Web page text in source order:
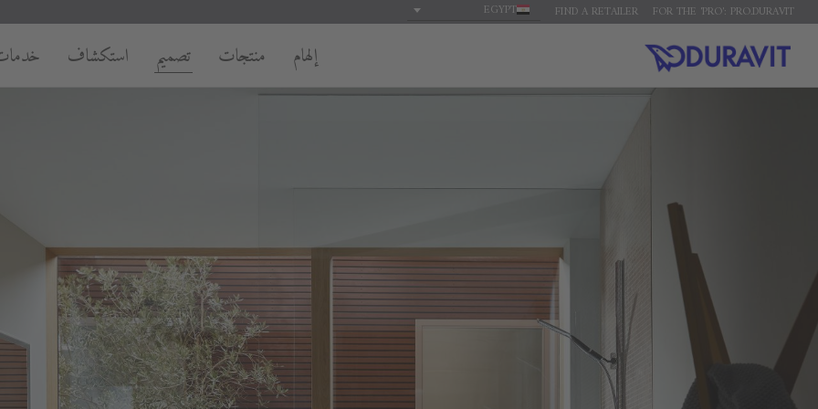
FOR THE 'PRO': PRO.DURAVIT
FIND A RETAILER
EGYPT
إلهام منتجات تصميم استكشاف